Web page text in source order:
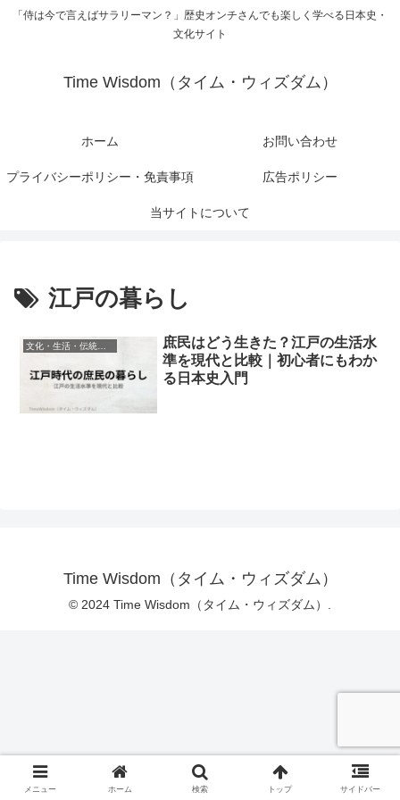
「侍は今で言えばサラリーマン？」歴史オンチさんでも楽しく学べる日本史・
文化サイト
Time Wisdom（タイム・ウィズダム）
ホーム お問い合わせ
プライバシーポリシー・免責事項 広告ポリシー
当サイトについて
江戸の暮らし
庶民はどう生きた？江戸の生活水
準を現代と比較｜初心者にもわか
る日本史入門
Time Wisdom（タイム・ウィズダム）
© 2024 Time Wisdom（タイム・ウィズダム）.
メニュー ホーム 検索 トップ サイドバー